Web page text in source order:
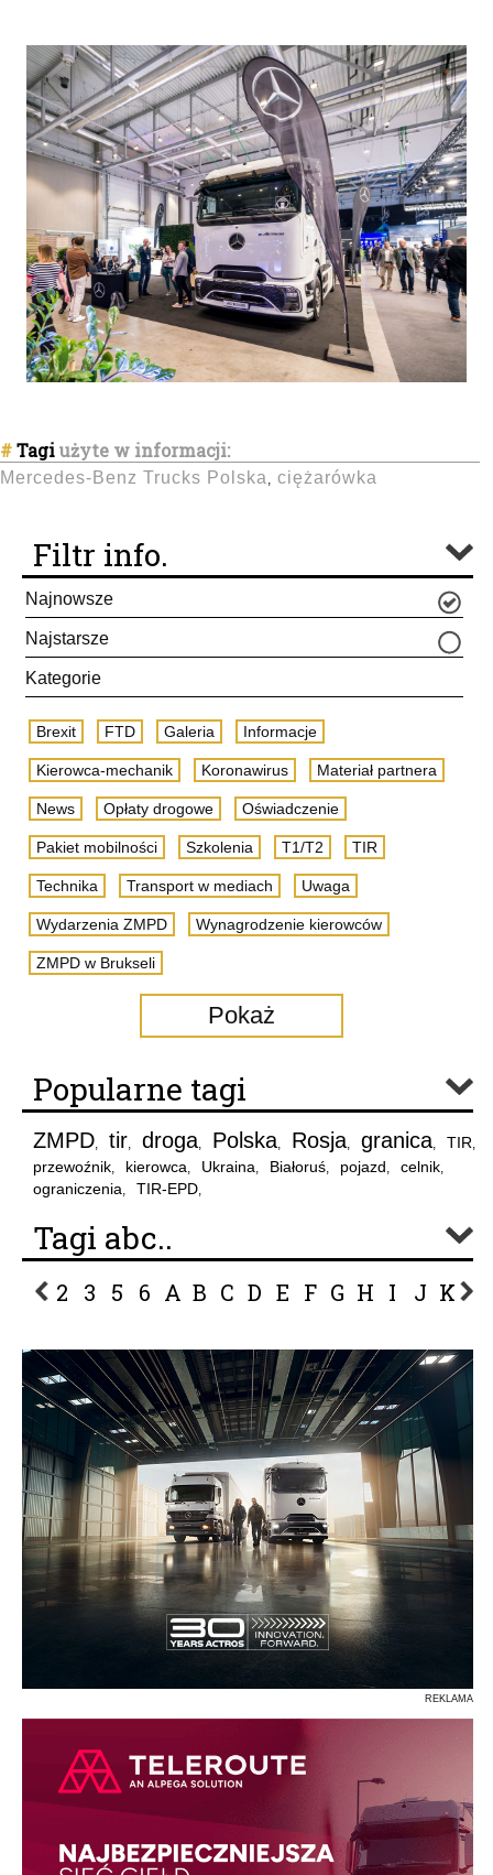
#Tagiużyte w informacji:
Mercedes-Benz Trucks Polska ciężarówka
Filtr info.
Najnowsze
Najstarsze
Kategorie
Brexit FTD Galeria Informacje
Kierowca-mechanik Koronawirus Materiał partnera
News Opłaty drogowe Oświadczenie
Pakiet mobilności Szkolenia T1/T2 TIR
Technika Transport w mediach Uwaga
Wydarzenia ZMPD Wynagrodzenie kierowców
ZMPD w Brukseli
Pokaż
Popularne tagi
ZMPD tir droga Polska Rosja granica TIR
przewoźnik kierowca Ukraina Białoruś pojazd celnik
ograniczenia TIR-EPD
Tagi abc..
2 3 5 6 A B C D E F G H I J K L
REKLAMA